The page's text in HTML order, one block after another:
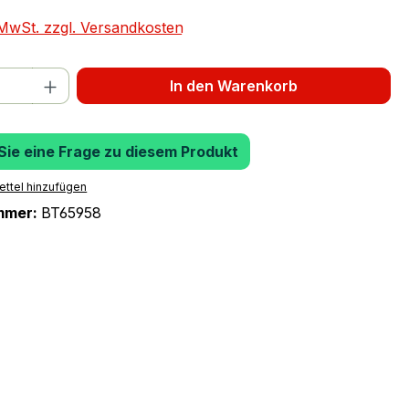
zzgl. Versandkosten
Gib den gewünschten Wert
In den Warenkorb
eine Frage zu diesem Produkt
hinzufügen
BT65958